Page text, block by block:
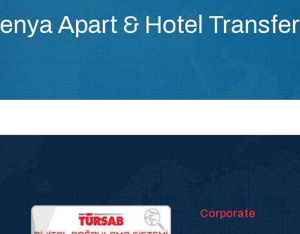
Apart & Hotel Transfer
Corporate